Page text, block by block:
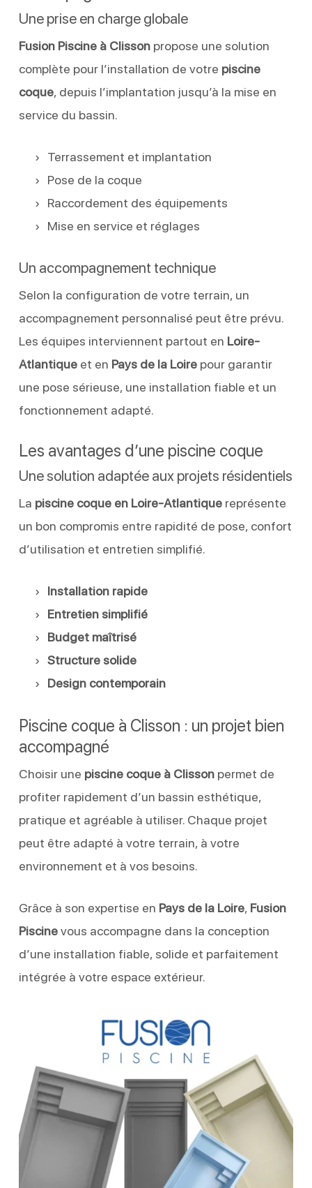
Une prise en charge globale
Fusion Piscine à Clissonpropose une solution
complète pour l’installation de votre piscine
coque, depuis l’implantation jusqu’à la mise en
service du bassin.
Terrassement et implantation
Pose de la coque
Raccordement des équipements
Mise en service et réglages
Un accompagnement technique
Selon la configuration de votre terrain, un
accompagnement personnalisé peut être prévu.
Les équipes interviennent partout en Loire-
Atlantiqueet en Pays de la Loirepour garantir
une pose sérieuse, une installation fiable et un
fonctionnement adapté.
Les avantages d’une piscine coque
Une solution adaptée aux projets résidentiels
La piscine coque en Loire-Atlantiquereprésente
un bon compromis entre rapidité de pose, confort
d’utilisation et entretien simplifié.
Installation rapide
Entretien simplifié
Budget maîtrisé
Structure solide
Design contemporain
Piscine coque à Clisson : un projet bien
accompagné
Choisir une piscine coque à Clissonpermet de
profiter rapidement d’un bassin esthétique,
pratique et agréable à utiliser. Chaque projet
peut être adapté à votre terrain, à votre
environnement et à vos besoins.
Grâce à son expertise en Pays de la Loire, Fusion
Piscinevous accompagne dans la conception
d’une installation fiable, solide et parfaitement
intégrée à votre espace extérieur.